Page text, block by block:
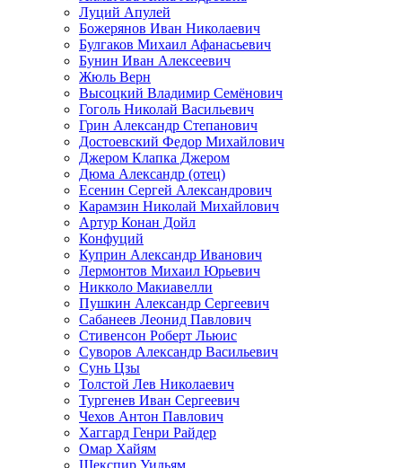
Луций Апулей
Божерянов Иван Николаевич
Булгаков Михаил Афанасьевич
Бунин Иван Алексеевич
Жюль Верн
Высоцкий Владимир Семёнович
Гоголь Николай Васильевич
Грин Александр Степанович
Достоевский Федор Михайлович
Джером Клапка Джером
Дюма Александр (отец)
Есенин Сергей Александрович
Карамзин Николай Михайлович
Артур Конан Дойл
Конфуций
Куприн Александр Иванович
Лермонтов Михаил Юрьевич
Никколо Макиавелли
Пушкин Александр Сергеевич
Сабанеев Леонид Павлович
Стивенсон Роберт Льюис
Суворов Александр Васильевич
Сунь Цзы
Толстой Лев Николаевич
Тургенев Иван Сергеевич
Чехов Антон Павлович
Хаггард Генри Райдер
Омар Хайям
Шекспир Уильям